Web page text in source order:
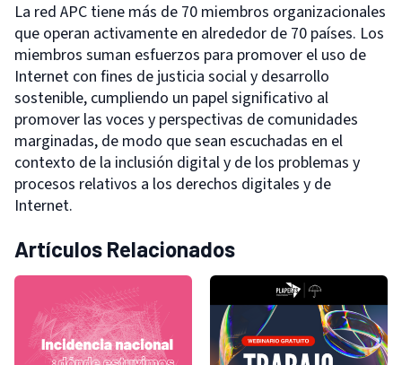
La red APC tiene más de 70 miembros organizacionales
que operan activamente en alrededor de 70 países. Los
miembros suman esfuerzos para promover el uso de
Internet con fines de justicia social y desarrollo
sostenible, cumpliendo un papel significativo al
promover las voces y perspectivas de comunidades
marginadas, de modo que sean escuchadas en el
contexto de la inclusión digital y de los problemas y
procesos relativos a los derechos digitales y de
Internet.
Artículos Relacionados